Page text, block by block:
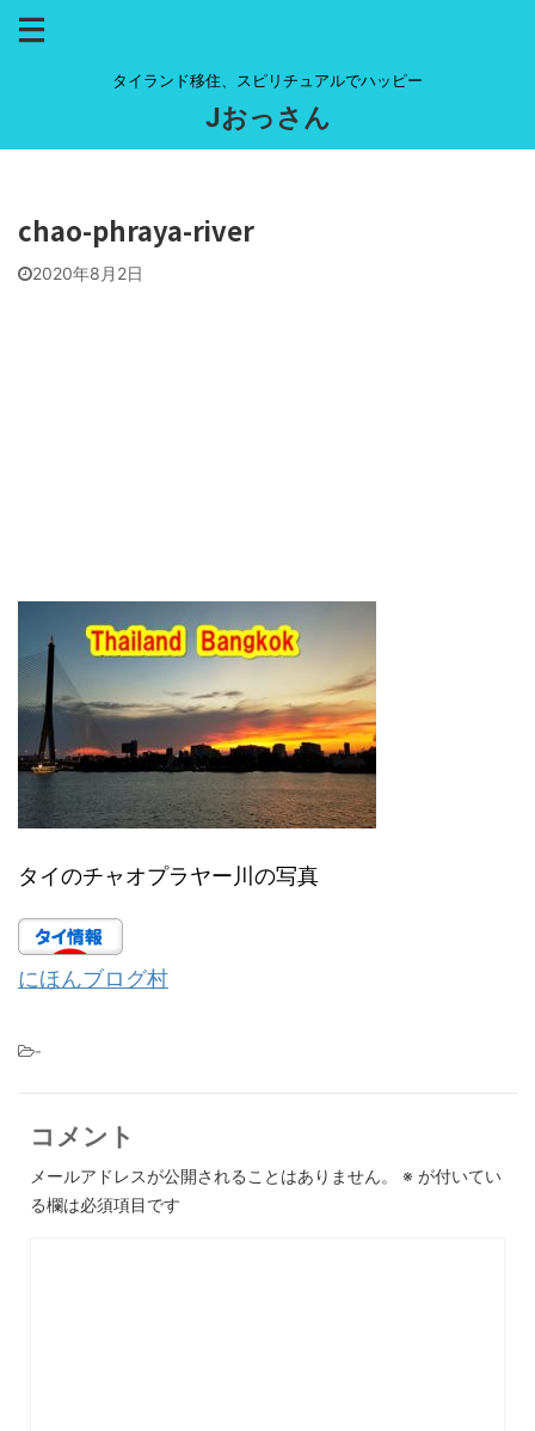
タイランド移住、スピリチュアルでハッピー
Jおっさん
chao-phraya-river
2020年8月2日
タイのチャオプラヤー川の写真
にほんブログ村
-
コメント
メールアドレスが公開されることはありません。 ※ が付いてい
る欄は必須項目です